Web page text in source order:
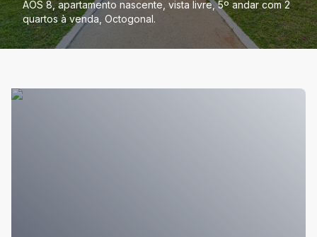
AOS 8, apartamento nascente, vista livre, 5º andar com 2
quartos à venda, Octogonal.